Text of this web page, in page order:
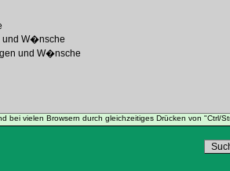
bei vielen Browsern durch gleichzeitiges Drücken von "Ctrl/